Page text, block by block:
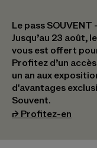
Le pass
Jusqu’au 23 août,
vous est offert
Profitez d’un
un an aux
d'avantages
Souvent.
⮣ Profitez-en